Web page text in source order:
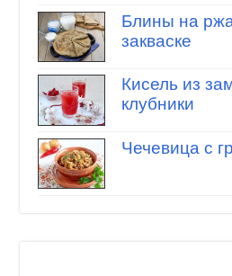
Блины на
закваске
Кисель из
клубники
Чечевица с